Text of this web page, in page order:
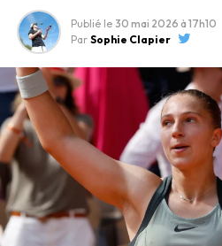
Publié le 30 mai 2026 à 17h10
Par Sophie Clapier